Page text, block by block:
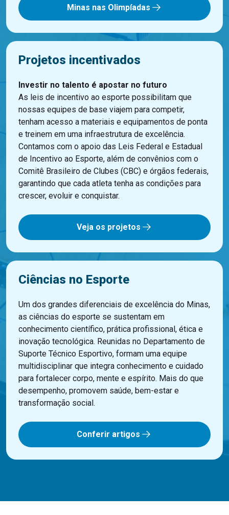
Minas nas Olimpíadas
Projetos incentivados
Investir no talento é apostar no futuro
As leis de incentivo ao esporte possibilitam que
nossas equipes de base viajem para competir,
tenham acesso a materiais e equipamentos de ponta
e treinem em uma infraestrutura de excelência.
Contamos com o apoio das Leis Federal e Estadual
de Incentivo ao Esporte, além de convênios com o
Comitê Brasileiro de Clubes (CBC) e órgãos federais,
garantindo que cada atleta tenha as condições para
crescer, evoluir e conquistar.
Veja os projetos
Ciências no Esporte
Um dos grandes diferenciais de excelência do Minas,
as ciências do esporte se sustentam em
conhecimento científico, prática profissional, ética e
inovação tecnológica. Reunidas no Departamento de
Suporte Técnico Esportivo, formam uma equipe
multidisciplinar que integra conhecimento e cuidado
para fortalecer corpo, mente e espírito. Mais do que
desempenho, promovem saúde, bem-estar e
transformação social.
Conferir artigos